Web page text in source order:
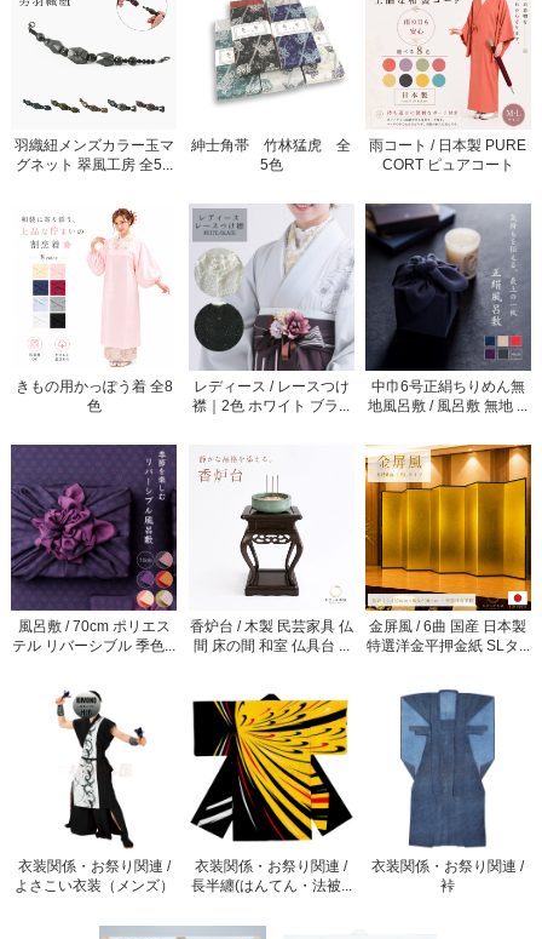
羽織紐メンズカラー玉マ
グネット 翠風工房 全5...
紳士角帯 竹林猛虎 全
5色
雨コート / 日本製 PURE
CORT ピュアコート
きもの用かっぽう着 全8
色
レディース / レースつけ
襟｜2色 ホワイト ブラ...
中巾6号正絹ちりめん無
地風呂敷 / 風呂敷 無地 ...
風呂敷 / 70cm ポリエス
テル リバーシブル 季色...
香炉台 / 木製 民芸家具 仏
間 床の間 和室 仏具台 ...
金屏風 / 6曲 国産 日本製
特選洋金平押金紙 SLタ...
衣装関係・お祭り関連 /
よさこい衣装（メンズ）
衣装関係・お祭り関連 /
長半纏(はんてん・法被...
衣装関係・お祭り関連 /
裃